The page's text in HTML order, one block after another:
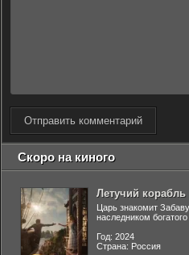
Отправить комментарий
Скоро на киного
Летучий корабль
Царь знакомит
наследником
Год: 2024
Страна: Россия